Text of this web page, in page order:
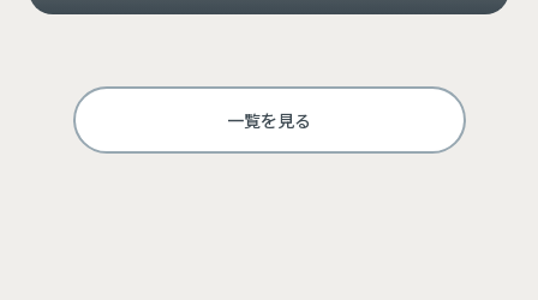
一覧を見る